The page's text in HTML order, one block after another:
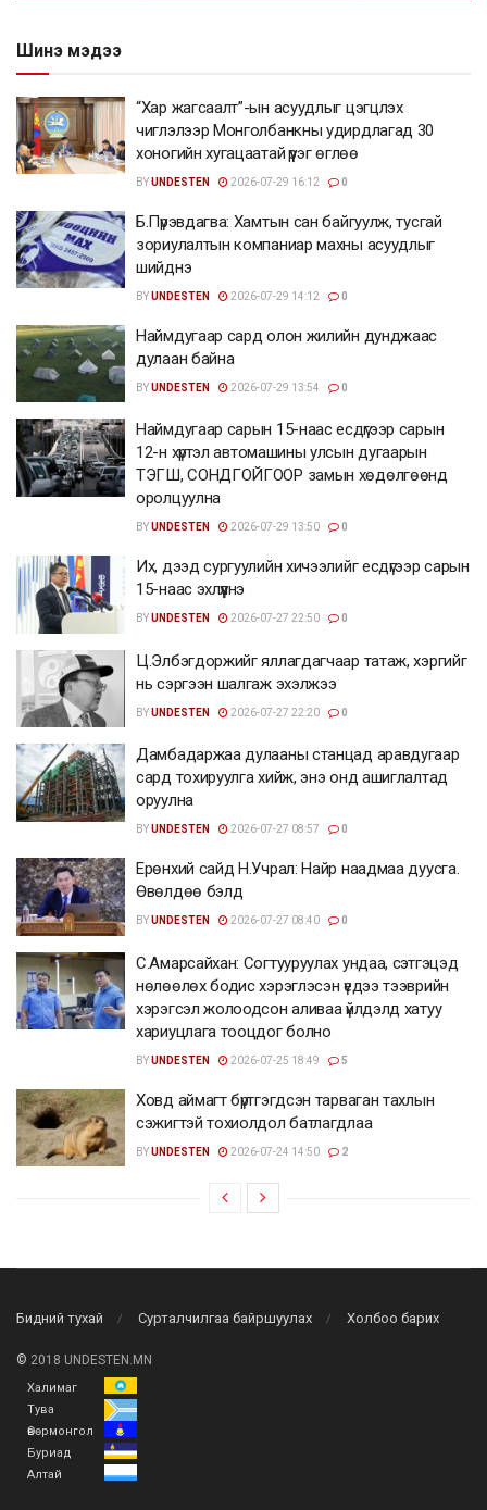
Шинэ мэдээ
“Хар жагсаалт”-ын асуудлыг цэгцлэх
чиглэлээр Монголбанкны удирдлагад 30
хоногийн хугацаатай үүрэг өглөө
BYUNDESTEN 2026-07-29 16:12 0
Б.Пүрэвдагва: Хамтын сан байгуулж, тусгай
зориулалтын компаниар махны асуудлыг
шийднэ
BYUNDESTEN 2026-07-29 14:12 0
Наймдугаар сард олон жилийн дунджаас
дулаан байна
BYUNDESTEN 2026-07-29 13:54 0
Наймдугаар сарын 15-наас есдүгээр сарын
12-н хүртэл автомашины улсын дугаарын
ТЭГШ, СОНДГОЙГООР замын хөдөлгөөнд
оролцуулна
BYUNDESTEN 2026-07-29 13:50 0
Их, дээд сургуулийн хичээлийг есдүгээр сарын
15-наас эхлүүлнэ
BYUNDESTEN 2026-07-27 22:50 0
Ц.Элбэгдоржийг яллагдагчаар татаж, хэргийг
нь сэргээн шалгаж эхэлжээ
BYUNDESTEN 2026-07-27 22:20 0
Дамбадаржаа дулааны станцад аравдугаар
сард тохируулга хийж, энэ онд ашиглалтад
оруулна
BYUNDESTEN 2026-07-27 08:57 0
Ерөнхий сайд Н.Учрал: Найр наадмаа дуусга.
Өвөлдөө бэлд
BYUNDESTEN 2026-07-27 08:40 0
С.Амарсайхан: Согтууруулах ундаа, сэтгэцэд
нөлөөлөх бодис хэрэглэсэн үедээ тээврийн
хэрэгсэл жолоодсон аливаа үйлдэлд хатуу
хариуцлага тооцдог болно
BYUNDESTEN 2026-07-25 18:49 5
Ховд аймагт бүртгэгдсэн тарваган тахлын
сэжигтэй тохиолдол батлагдлаа
BYUNDESTEN 2026-07-24 14:50 2
Бидний тухай Сурталчилгаа байршуулах Холбоо барих
© 2018 UNDESTEN.MN
Халимаг
Тува
Өвөрмонгол
Буриад
Алтай